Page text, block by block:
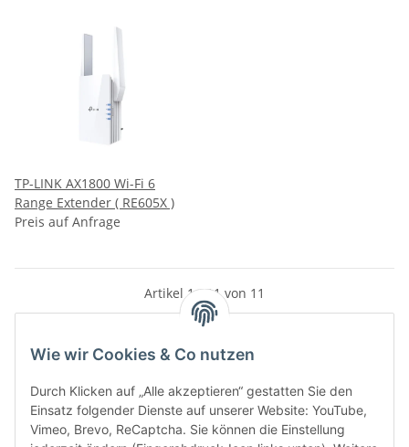
Wie wir Cookies & Co nutzen
Durch Klicken auf „Alle akzeptieren“ gestatten Sie den
Einsatz folgender Dienste auf unserer Website: YouTube,
Vimeo, Brevo, ReCaptcha. Sie können die Einstellung
TP-LINK AX1800 Wi-Fi 6
Range Extender ( RE605X )
Preis auf Anfrage
Artikel 1 - 11 von 11
Kategorien